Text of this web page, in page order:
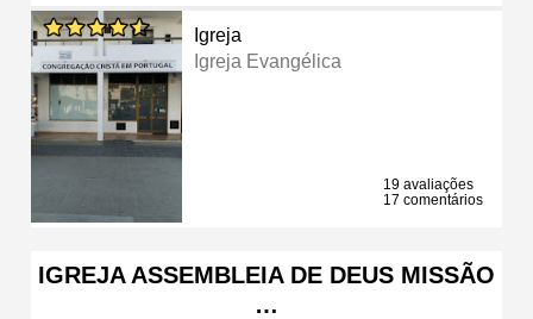
Igreja
Igreja Evangélica
19 avaliações
17 comentários
IGREJA ASSEMBLEIA DE DEUS MISSÃO
…